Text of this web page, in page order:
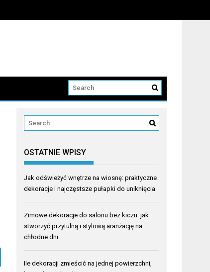
OSTATNIE WPISY
Jak odświeżyć wnętrze na wiosnę: praktyczne
dekoracje i najczęstsze pułapki do uniknięcia
Zimowe dekoracje do salonu bez kiczu: jak
stworzyć przytulną i stylową aranżację na
chłodne dni
Ile dekoracji zmieścić na jednej powierzchni,